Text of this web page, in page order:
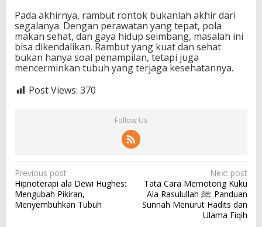
Pada akhirnya, rambut rontok bukanlah akhir dari
segalanya. Dengan perawatan yang tepat, pola
makan sehat, dan gaya hidup seimbang, masalah ini
bisa dikendalikan. Rambut yang kuat dan sehat
bukan hanya soal penampilan, tetapi juga
mencerminkan tubuh yang terjaga kesehatannya.
Post Views: 370
Follow Us
P
o
s
Previous post
Hipnoterapi ala Dewi Hughes:
Mengubah Pikiran,
Menyembuhkan Tubuh
Next post
Tata Cara Memotong Kuku
Ala Rasulullah ﷺ: Panduan
Sunnah Menurut Hadits dan
Ulama Fiqih